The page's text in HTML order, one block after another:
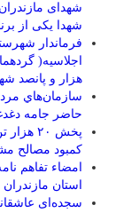
شهدای
شهدا یکی از
فرماندار
اجلاسیه(
هزار و پانصد
سازمان‌هاي
حاضر جامه
کمبود مصالح
امضاء تفاهم
استان مازندران
سجده‌ای